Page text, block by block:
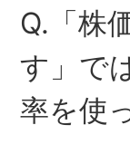
Q.「株
す」で
率を使